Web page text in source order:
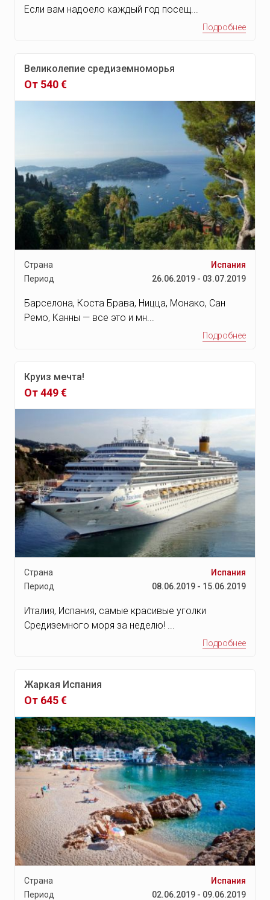
Если вам надоело каждый год посещ...
Подробнее
Великолепие средиземноморья
От 540 €
Страна
Испания
Период
26.06.2019 - 03.07.2019
Барселона, Коста Брава, Ницца, Монако, Сан
Ремо, Канны — все это и мн...
Подробнее
Круиз мечта!
От 449 €
Страна
Испания
Период
08.06.2019 - 15.06.2019
Италия, Испания, самые красивые уголки
Средиземного моря за неделю! ...
Подробнее
Жаркая Испания
От 645 €
Страна
Испания
Период
02.06.2019 - 09.06.2019